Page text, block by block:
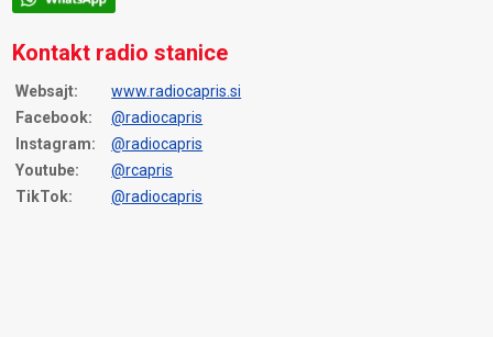
Kontakt radio stanice
Websajt:
www.radiocapris.si
Facebook:
@radiocapris
Instagram:
@radiocapris
Youtube:
@rcapris
TikTok:
@radiocapris